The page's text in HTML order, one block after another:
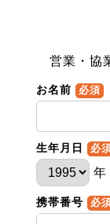
営業・協
お名前 必須
生年月日 必須
年
携帯番号 必須